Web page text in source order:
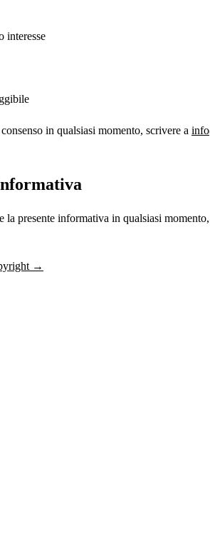
interesse
in qualsiasi momento, scrivere a
presente informativa in qualsiasi
→